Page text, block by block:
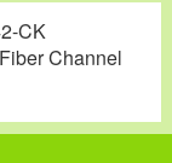
CK
Channel